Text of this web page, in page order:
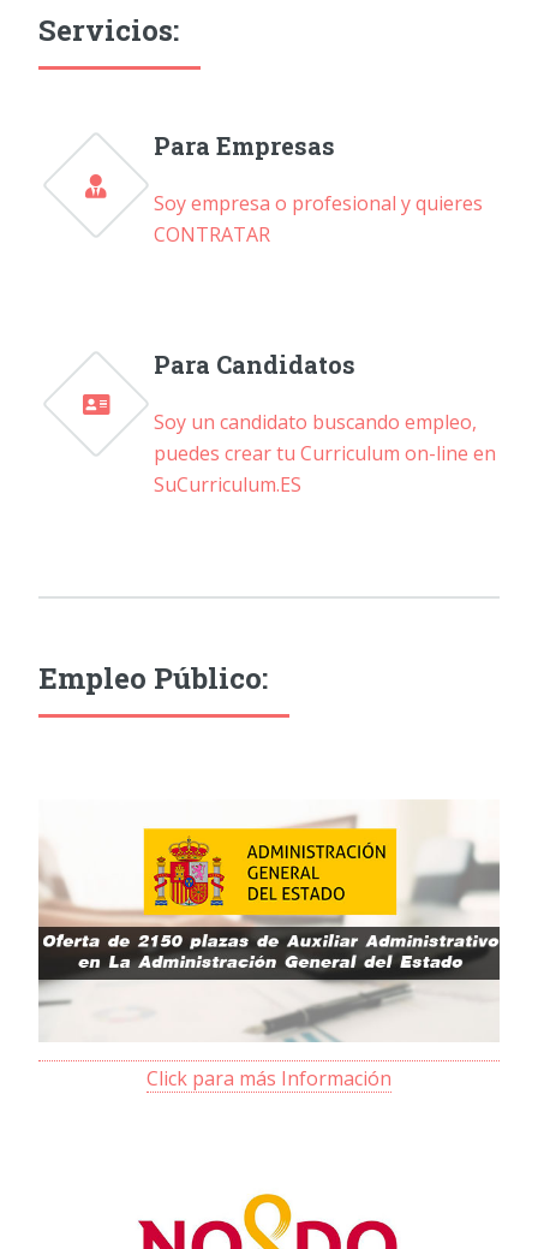
Servicios:
Para Empresas
Soy empresa o profesional y quieres
CONTRATAR
Para Candidatos
Soy un candidato buscando empleo,
puedes crear tu Curriculum on-line en
SuCurriculum.ES
Empleo Público:
Click para más Información